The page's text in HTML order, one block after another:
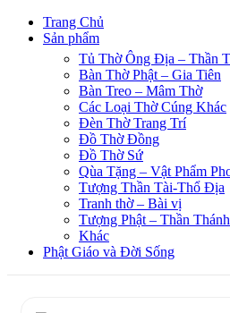
Trang Chủ
Sản phẩm
Tủ Thờ Ông Địa – Thần
Bàn Thờ Phật – Gia Tiên
Bàn Treo – Mâm Thờ
Các Loại Thờ Cúng Khác
Đèn Thờ Trang Trí
Đồ Thờ Đồng
Đồ Thờ Sứ
Qùa Tặng – Vật Phẩm
Tượng Thần Tài-Thổ Địa
Tranh thờ – Bài vị
Tượng Phật – Thần Thánh
Khác
Phật Giáo và Đời Sống